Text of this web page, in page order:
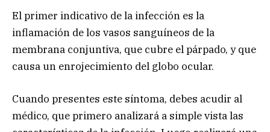
El primer indicativo de la infección es la
inflamación de los vasos sanguíneos de la
membrana conjuntiva, que cubre el párpado, y que
causa un enrojecimiento del globo ocular.
Cuando presentes este síntoma, debes acudir al
médico, que primero analizará a simple vista las